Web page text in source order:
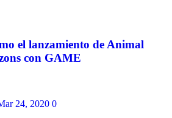
el lanzamiento de Animal
con GAME
24, 2020 0